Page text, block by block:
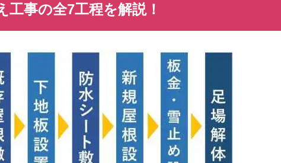
工事の全7工程を解説！